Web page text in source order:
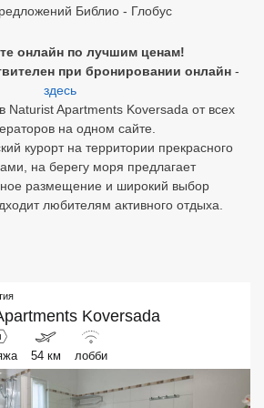
Библио - Глобус
онлайн по лучшим ценам!
при бронировании онлайн -
здесь
Naturist Apartments Koversada от всех
на одном сайте.
курорт на территории прекрасного
на берегу моря предлагает
размещение и широкий выбор
любителям активного отдыха.
Koversada
54 км лобби